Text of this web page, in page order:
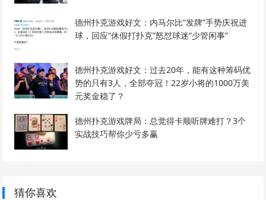
德州扑克游戏好文：内马尔比“发牌”手势庆祝进
球，回应“休假打扑克”怒怼球迷“少管闲事”
德州扑克游戏好文：过去20年，能有这种筹码优
势的只有3人，全部夺冠！22岁小将的1000万美
元奖金稳了？
德州扑克游戏牌局：总觉得卡顺听牌难打？3个
实战技巧帮你少亏多赢
猜你喜欢